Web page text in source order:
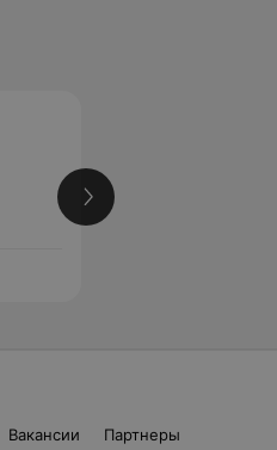
Вакансии Партнеры